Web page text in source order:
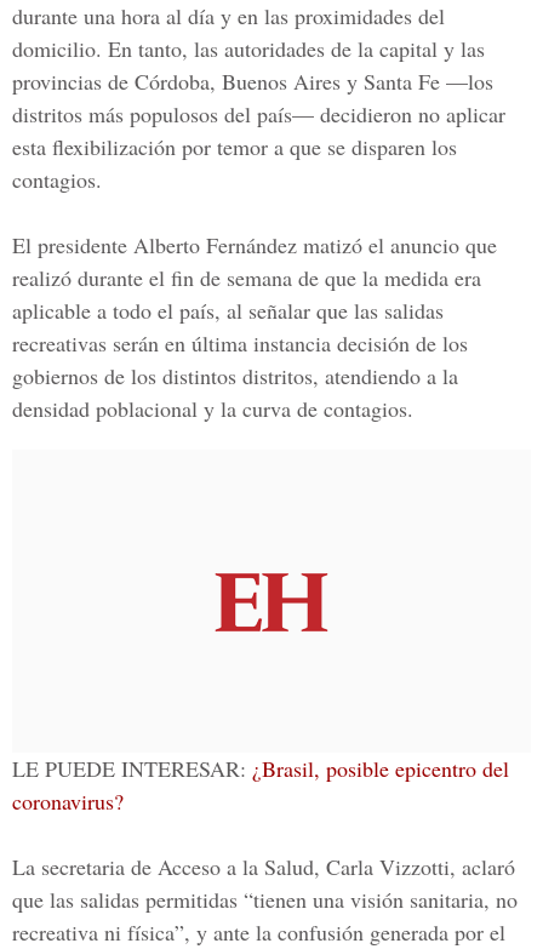
durante una hora al día y en las proximidades del
domicilio. En tanto, las autoridades de la capital y las
provincias de Córdoba, Buenos Aires y Santa Fe —los
distritos más populosos del país— decidieron no aplicar
esta flexibilización por temor a que se disparen los
contagios.
El presidente Alberto Fernández matizó el anuncio que
realizó durante el fin de semana de que la medida era
aplicable a todo el país, al señalar que las salidas
recreativas serán en última instancia decisión de los
gobiernos de los distintos distritos, atendiendo a la
densidad poblacional y la curva de contagios.
LE PUEDE INTERESAR: ¿Brasil, posible epicentro del
coronavirus?
La secretaria de Acceso a la Salud, Carla Vizzotti, aclaró
que las salidas permitidas “tienen una visión sanitaria, no
recreativa ni física”, y ante la confusión generada por el